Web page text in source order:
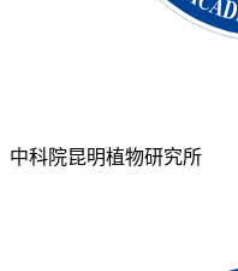
中科院昆明植物研究所